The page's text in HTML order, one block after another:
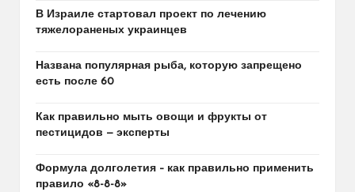
В Израиле стартовал проект по лечению
тяжелораненых украинцев
Названа популярная рыба, которую запрещено
есть после 60
Как правильно мыть овощи и фрукты от
пестицидов — эксперты
Формула долголетия – как правильно применить
правило «8-8-8»